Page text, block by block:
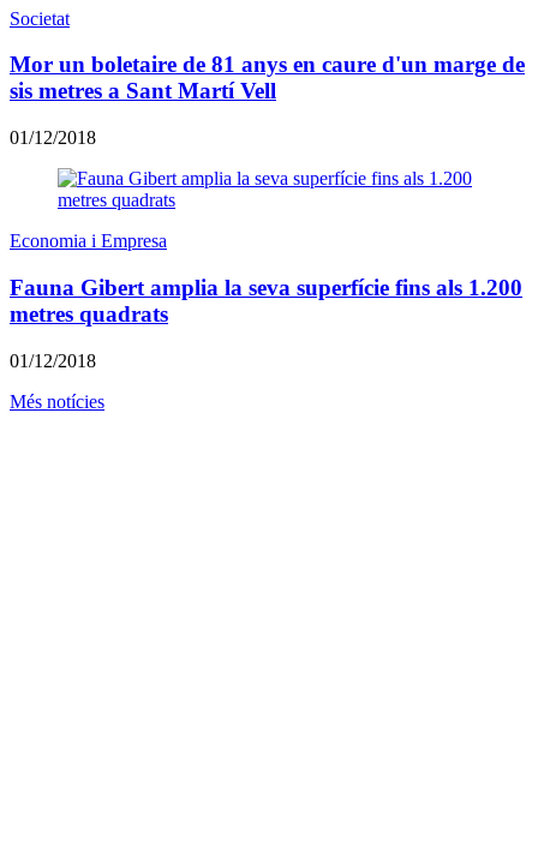
Societat
Mor un boletaire de 81 anys en caure d'un marge de
sis metres a Sant Martí Vell
01/12/2018
Economia i Empresa
Fauna Gibert amplia la seva superfície fins als 1.200
metres quadrats
01/12/2018
Més notícies